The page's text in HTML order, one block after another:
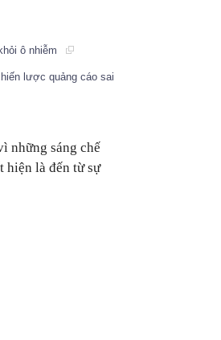
ô nhiễm
lược quảng cáo sai
những sáng chế
hiện là đến từ sự